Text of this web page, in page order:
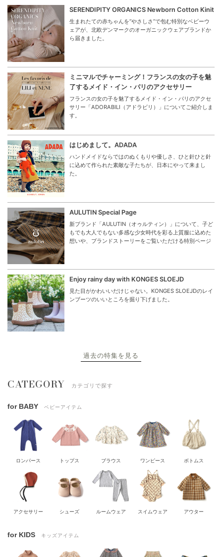
SERENDIPITY ORGANICS Newborn Cotton Kinit
生まれたての赤ちゃんを“やさしさ”で包む特別なベビーウ
ェアが、北欧デンマークのオーガニックウェアブランドか
ら届きました。
ミニマルでチャーミング！フランスの女の子を魅
了するメイド・イン・パリのアクセサリー
フランスの女の子を魅了するメイド・イン・パリのアクセ
サリー「ADORABILI（アドラビリ）」についてご紹介しま
す。
はじめまして。ADADA
ハンドメイドならではのぬくもりや優しさ、ひと針ひと針
に込めて作られた素敵な子たちが、日本にやって来まし
た。
AULUTIN Special Page
新ブランド「AULUTIN（オゥルティン）」について、子ど
もでも大人でもない多感な少女時代を彩る上質服に込めた
想いや、ブランドストーリーをご覧いただける特別ページ
Enjoy rainy day with KONGES SLOEJD
見た目がかわいいだけじゃない。KONGES SLOEJDのレイ
ンブーツのいいところを掘り下げました。
過去の特集を見る
CATEGORY カテゴリで探す
for BABY ベビーアイテム
ロンパース トップス ブラウス ワンピース ボトムス
アクセサリー シューズ ルームウェア スイムウェア アウター
for KIDS キッズアイテム